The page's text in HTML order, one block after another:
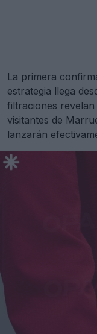
La primera
estrategia llega
filtraciones revelan
visitantes de
lanzarán